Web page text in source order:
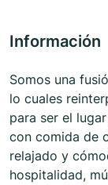
Información
Somos una
lo cuales
para ser el
con comida de
relajado y
hospitalidad,